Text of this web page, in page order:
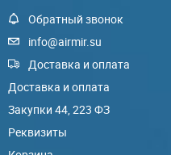
Обратный звонок
info@airmir.su
Доставка и оплата
Доставка и оплата
Закупки 44, 223 ФЗ
Реквизиты